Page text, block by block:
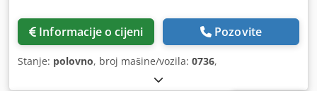
Informacije o cijeni Pozovite
Stanje: polovno, broj mašine/vozila: 0736,